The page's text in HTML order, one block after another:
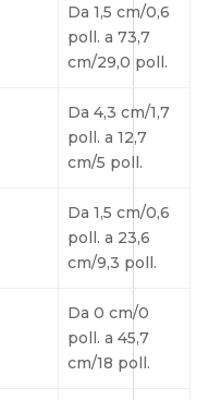
Da 1,5 cm/0,6
poll. a 73,7
cm/29,0 poll.
Da 4,3 cm/1,7
poll. a 12,7
cm/5 poll.
Da 1,5 cm/0,6
poll. a 23,6
cm/9,3 poll.
Da 0 cm/0
poll. a 45,7
cm/18 poll.